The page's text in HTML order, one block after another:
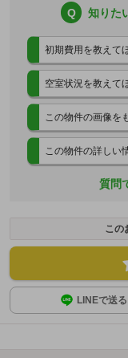
Q 知りた
初期費用を教えて
空室状況を教えて
この物件の画像を
この物件の詳しい
質問
この
LINEで送る